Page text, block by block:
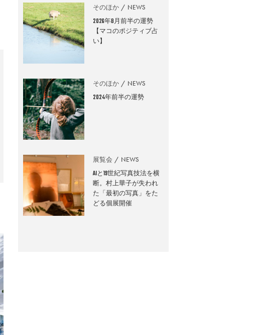
そのほか NEWS
2026年8月前半の運勢
【マコのポジティブ占
い】
そのほか NEWS
2024年前半の運勢
展覧会 NEWS
AIと19世紀写真技法を横
断。村上華子が失われ
た「最初の写真」をた
どる個展開催